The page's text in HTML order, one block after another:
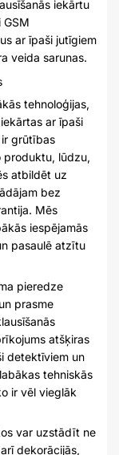
iekārtu
ar īpaši jutīgiem
veida sarunas.
tehnoloģijas,
ar īpaši
grūtības
produktu, lūdzu,
atbildēt uz
bez
Mēs
iespējamās
pasaulē atzītu
pieredze
prasme
atšķiras
detektīviem un
tehniskās
ir vēl vieglāk
var uzstādīt ne
dekorācijās,